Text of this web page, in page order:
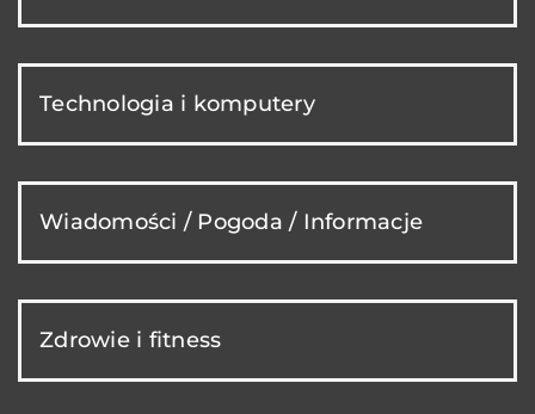
Technologia i komputery
Wiadomości / Pogoda / Informacje
Zdrowie i fitness